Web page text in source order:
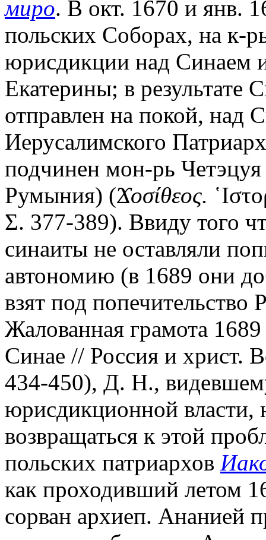
миро. В окт. 1670 и янв.
польских Соборах, на к-
юрисдикции над Синаем
Екатерины; в результате
отправлен на покой, над
Иерусалимского
подчинен мон-рь
Румыния) (Ϫοσίθεος.
Σ. 377-389). Ввиду того
синаиты не оставляли
автономию (в 1689 они
взят под
Жалованная грамота
Синае // Россия и
434-450), Д. Н.,
юрисдикционной власти,
возвращаться к этой
польских патриархов
как проходивший летом
сорван архиеп. Ананией